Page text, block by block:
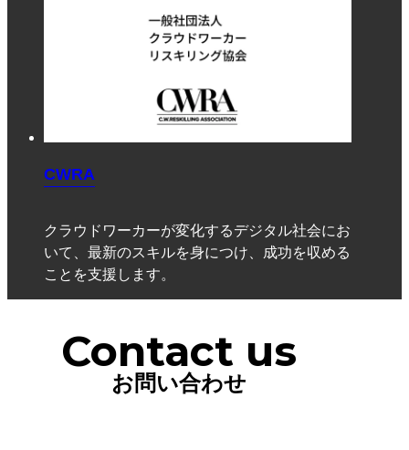
CWRA
クラウドワーカーが変化するデジタル社会にお
いて、最新のスキルを身につけ、成功を収める
ことを支援します。
Contact us
お問い合わせ